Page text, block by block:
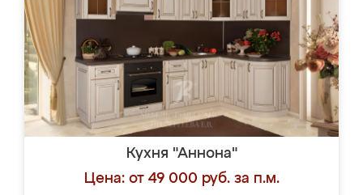
Кухня "Аннона"
Цена: от 49 000 руб. за п.м.